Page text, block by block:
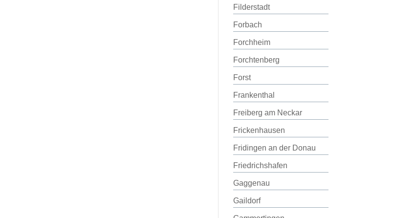
Filderstadt
Forbach
Forchheim
Forchtenberg
Forst
Frankenthal
Freiberg am Neckar
Frickenhausen
Fridingen an der Donau
Friedrichshafen
Gaggenau
Gaildorf